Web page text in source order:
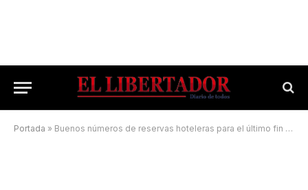
Portada » Buenos números de reservas hoteleras para el último fin de semana largo en Corrientes